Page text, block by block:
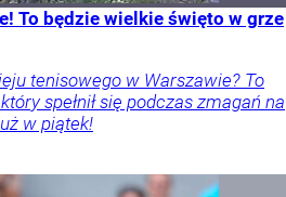
To będzie wielkie święto w grze
tenisowego w Warszawie? To
spełnił się podczas zmagań na
w piątek!